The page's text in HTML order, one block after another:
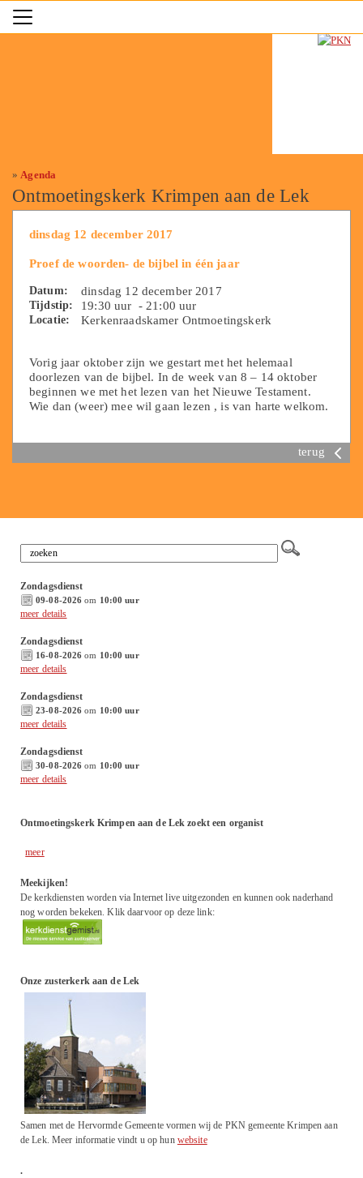
»Agenda
Ontmoetingskerk Krimpen aan de Lek
dinsdag 12 december 2017
Proef de woorden- de bijbel in één jaar
Datum: dinsdag 12 december 2017
Tijdstip: 19:30 uur - 21:00 uur
Locatie: Kerkenraadskamer Ontmoetingskerk
Vorig jaar oktober zijn we gestart met het helemaal
doorlezen van de bijbel. In de week van 8 – 14 oktober
beginnen we met het lezen van het Nieuwe Testament.
Wie dan (weer) mee wil gaan lezen , is van harte welkom.
terug
Zondagsdienst
09-08-2026 om 10:00 uur
meer details
Zondagsdienst
16-08-2026 om 10:00 uur
meer details
Zondagsdienst
23-08-2026 om 10:00 uur
meer details
Zondagsdienst
30-08-2026 om 10:00 uur
meer details
Ontmoetingskerk Krimpen aan de Lek zoekt een organist
meer
Meekijken!
De kerkdiensten worden via Internet live uitgezonden en kunnen ook naderhand
nog worden bekeken. Klik daarvoor op deze link:
Onze zusterkerk aan de Lek
Samen met de Hervormde Gemeente vormen wij de PKN gemeente Krimpen aan
de Lek. Meer informatie vindt u op hun website
.